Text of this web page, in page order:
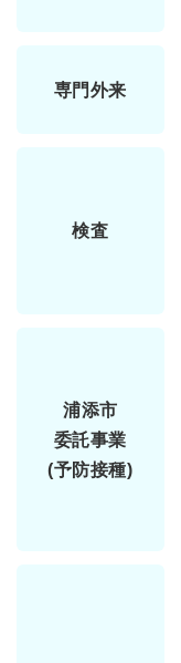
専門外来
検査
浦添市
委託事業
(予防接種)